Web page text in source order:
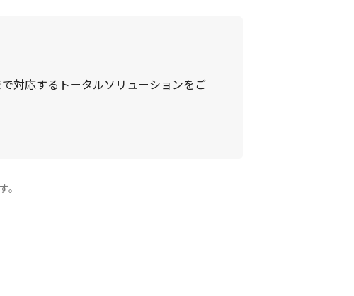
対応するトータルソリューションをご